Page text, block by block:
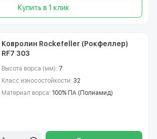
Купить в 1 клик
Ковролин Rockefeller (Рокфеллер)
RF7 303
Высота ворса (мм): 7
Класс износостойкости: 32
Материал ворса: 100% ПА (Полиамид)